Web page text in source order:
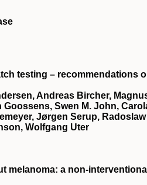
testing – recommendations
Andreas Bircher,
Goossens, Swen M. John,
Jørgen Serup, Radoslaw
Wolfgang Uter
melanoma: a non-